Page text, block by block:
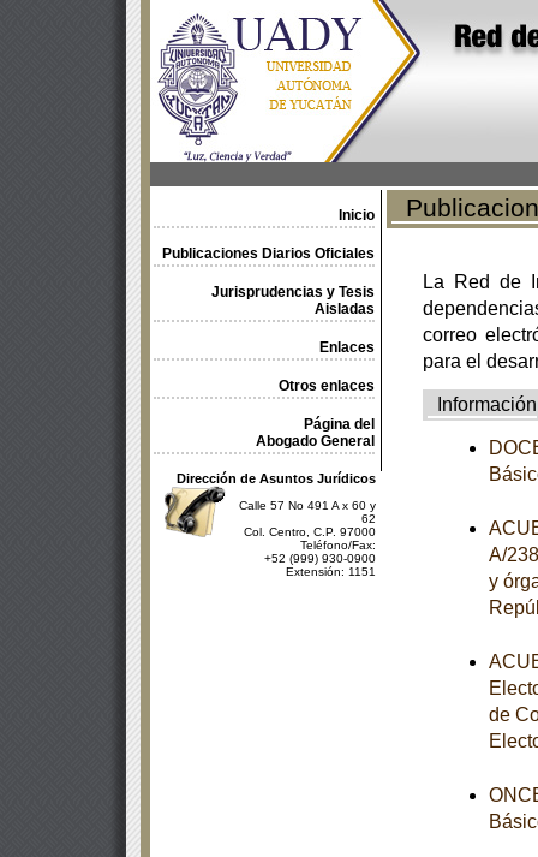
Inicio
Publicaciones Diarios Oficiales
Jurisprudencias y Tesis
Aisladas
Enlaces
Otros enlaces
Página del
Abogado General
Dirección de Asuntos Jurídicos
Calle 57 No 491 A x 60 y
62
Col. Centro, C.P. 97000
Teléfono/Fax:
+52 (999) 930-0900
Extensión: 1151
La Red de
correo
para el
Información
A/
y
de